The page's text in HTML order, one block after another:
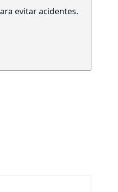
evitar acidentes.